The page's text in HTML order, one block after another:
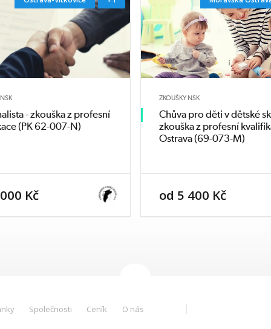
nejméně
detailně
kterou
- zkouška z profesní
(PK 62-007-N)
Kč
ZKOUŠKY NSK
Chůva pro děti v dětské
zkouška z profesní
Ostrava (69-073-M)
od 5 400 Kč
Společnosti Ceník O nás